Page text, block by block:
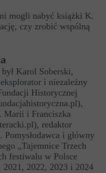
mogli nabyć książki K.
czy zrobić wspólną
Karol Soberski,
i niezależny
Historycznej
Marii i Franciszka
redaktor
i główny
„Tajemnice Trzech
festiwalu w Polsce
2022, 2023 i 2024